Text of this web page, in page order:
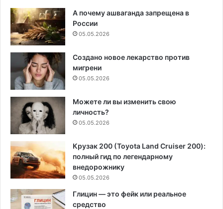
А почему ашваганда запрещена в
России
05.05.2026
Создано новое лекарство против
мигрени
05.05.2026
Можете ли вы изменить свою
личность?
05.05.2026
Крузак 200 (Toyota Land Cruiser 200):
полный гид по легендарному
внедорожнику
05.05.2026
Глицин — это фейк или реальное
средство